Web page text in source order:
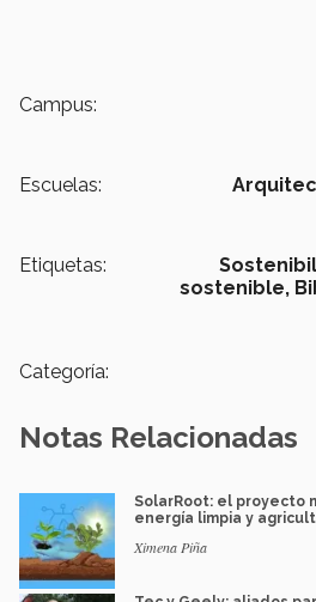
Campus:
Escuelas:
Etiquetas:
sostenible,
Categoría:
Notas Relacionadas
SolarRoot: el proyecto
energía limpia y
Ximena Piña